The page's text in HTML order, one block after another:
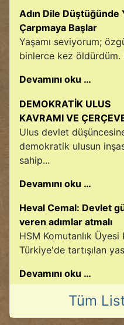
Adın Dile Düştüğünde
Çarpmaya Başlar
Yaşamı seviyorum;
binlerce kez öldürdüm.
Devamını oku …
DEMOKRATİK ULUS
KAVRAMI VE
Ulus devlet
demokratik ulusun
sahip...
Devamını oku …
Heval Cemal: Devlet
veren adımlar atmalı
HSM Komutanlık
Türkiye'de tartışılan
Devamını oku …
Tüm